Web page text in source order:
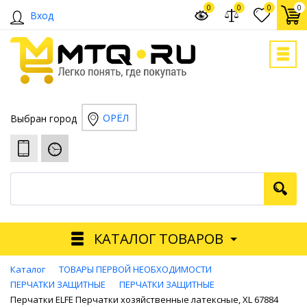
Вход
0 0
0 0
Выбран город ОРЁЛ
КАТАЛОГ ТОВАРОВ
Каталог
ТОВАРЫ ПЕРВОЙ НЕОБХОДИМОСТИ
ПЕРЧАТКИ ЗАЩИТНЫЕ
ПЕРЧАТКИ ЗАЩИТНЫЕ
Перчатки ELFE Перчатки хозяйственные латексные, XL 67884